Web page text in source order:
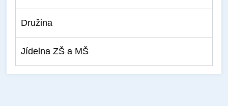
Družina
Jídelna ZŠ a MŠ